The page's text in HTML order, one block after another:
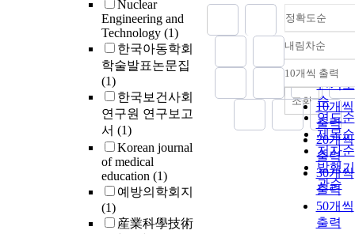
Nuclear
Engineering and
Technology (1)
한국아동학회
학술발표논문집
(1)
한국보건사회
연구원 연구보고
서 (1)
Korean journal
of medical
education (1)
예방의학회지
(1)
産業科學技術
정확도순
정확도
순
인기도
순
연도순
제목순
저자순
발행기
관순
내림차순
내림
10개씩 출력
10개씩
출력
20개씩
출력
30개씩
출력
50개씩
출력
조회